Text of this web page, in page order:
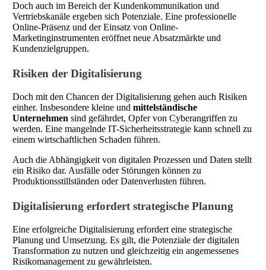
Doch auch im Bereich der Kundenkommunikation und
Vertriebskanäle ergeben sich Potenziale. Eine professionelle
Online-Präsenz und der Einsatz von Online-
Marketinginstrumenten eröffnet neue Absatzmärkte und
Kundenzielgruppen.
Risiken der Digitalisierung
Doch mit den Chancen der Digitalisierung gehen auch Risiken
einher. Insbesondere kleine und mittelständische
Unternehmen sind gefährdet, Opfer von Cyberangriffen zu
werden. Eine mangelnde IT-Sicherheitsstrategie kann schnell zu
einem wirtschaftlichen Schaden führen.
Auch die Abhängigkeit von digitalen Prozessen und Daten stellt
ein Risiko dar. Ausfälle oder Störungen können zu
Produktionsstillständen oder Datenverlusten führen.
Digitalisierung erfordert strategische Planung
Eine erfolgreiche Digitalisierung erfordert eine strategische
Planung und Umsetzung. Es gilt, die Potenziale der digitalen
Transformation zu nutzen und gleichzeitig ein angemessenes
Risikomanagement zu gewährleisten.